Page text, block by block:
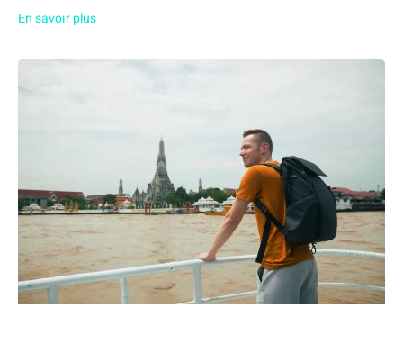
En savoir plus